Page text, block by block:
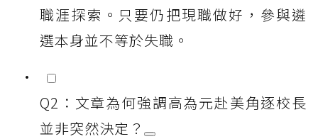
職涯探索。只要仍把現職做好，參與遴
選本身並不等於失職。
Q2：文章為何強調高為元赴美角逐校長
並非突然決定？